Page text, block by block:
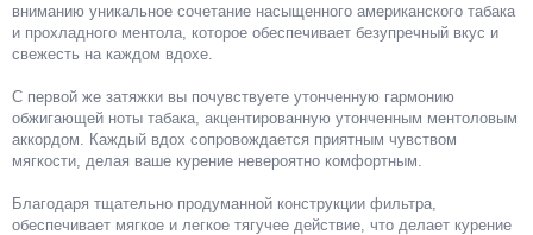
вниманию уникальное сочетание насыщенного американского табака
и прохладного ментола, которое обеспечивает безупречный вкус и
свежесть на каждом вдохе.
С первой же затяжки вы почувствуете утонченную гармонию
обжигающей ноты табака, акцентированную утонченным ментоловым
аккордом. Каждый вдох сопровождается приятным чувством
мягкости, делая ваше курение невероятно комфортным.
Благодаря тщательно продуманной конструкции фильтра,
обеспечивает мягкое и легкое тягучее действие, что делает курение